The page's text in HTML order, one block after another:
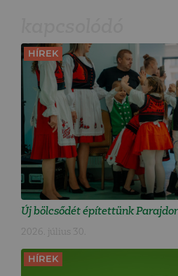
HÍREK
Új bölcsődét építettünk
2026. július 30.
HÍREK